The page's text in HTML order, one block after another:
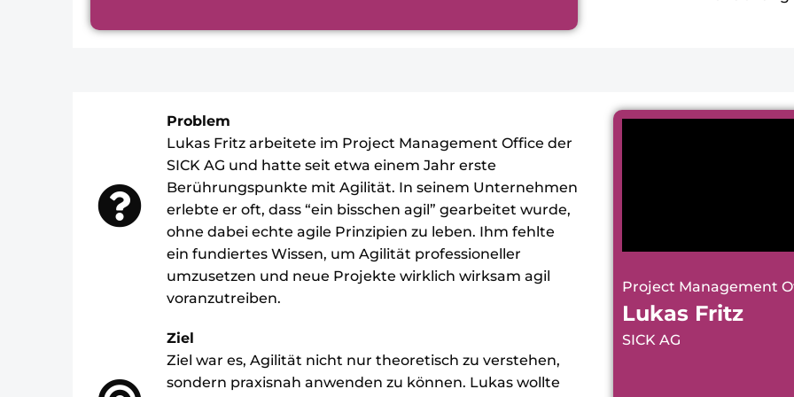
Problem
Lukas Fritz arbeitete im Project Management Office der
SICK AG und hatte seit etwa einem Jahr erste
Berührungspunkte mit Agilität. In seinem Unternehmen
erlebte er oft, dass “ein bisschen agil” gearbeitet wurde,
ohne dabei echte agile Prinzipien zu leben. Ihm fehlte
ein fundiertes Wissen, um Agilität professioneller
umzusetzen und neue Projekte wirklich wirksam agil
voranzutreiben.
Ziel
Ziel war es, Agilität nicht nur theoretisch zu verstehen,
sondern praxisnah anwenden zu können. Lukas wollte
Project Management
Lukas Fritz
SICK AG